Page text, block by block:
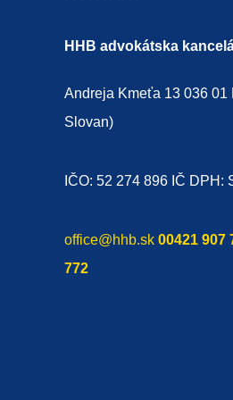
HHB advokátska
Andreja Kmeťa 13 036 01
Slovan)
IČO: 52 274 896 IČ DPH:
office@hhb.sk 00421 907
772